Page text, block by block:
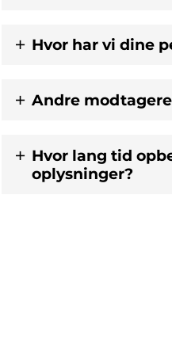
Hvor har vi dine
Andre
Hvor lang tid
oplysninger?